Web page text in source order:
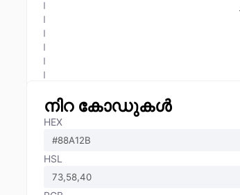
നിറ കോഡുകൾ
HEX
HSL